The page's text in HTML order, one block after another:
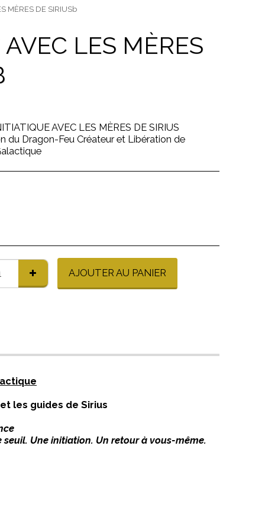
MÈRES DE SIRIUSb
LES MÈRES
AVEC LES MÈRES DE SIRIUS
du Dragon-Feu Créateur et Libération de
AJOUTER AU PANIER
les guides de Sirius
Une initiation. Un retour à vous-même.